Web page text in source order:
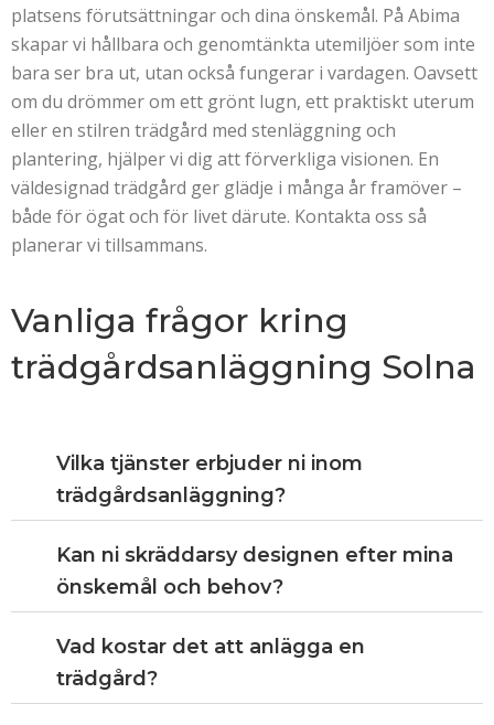
platsens förutsättningar och dina önskemål. På Abima
skapar vi hållbara och genomtänkta utemiljöer som inte
bara ser bra ut, utan också fungerar i vardagen. Oavsett
om du drömmer om ett grönt lugn, ett praktiskt uterum
eller en stilren trädgård med stenläggning och
plantering, hjälper vi dig att förverkliga visionen. En
väldesignad trädgård ger glädje i många år framöver –
både för ögat och för livet därute. Kontakta oss så
planerar vi tillsammans.
Vanliga frågor kring
trädgårdsanläggning Solna
Vilka tjänster erbjuder ni inom
trädgårdsanläggning?
Kan ni skräddarsy designen efter mina
önskemål och behov?
Vad kostar det att anlägga en
trädgård?